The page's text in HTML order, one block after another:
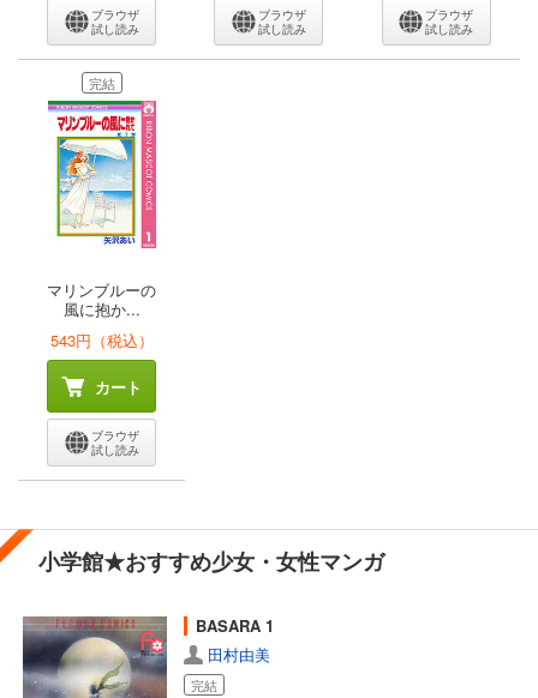
ブラウザ
試し読み
ブラウザ
試し読み
ブラウザ
試し読み
完結
マリンブルーの
風に抱か...
543円（税込）
カート
ブラウザ
試し読み
小学館★おすすめ少女・女性マンガ
BASARA 1
田村由美
完結